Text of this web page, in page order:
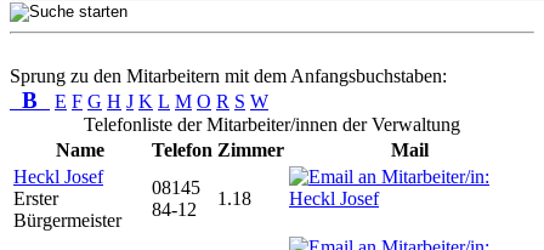
Sprung zu den Mitarbeitern mit dem Anfangsbuchstaben:
B E F G H J K L M O R S W
Telefonliste der Mitarbeiter/innen der Verwaltung
Name
Telefon Zimmer
Mail
Heckl Josef
Erster
Bürgermeister
08145
84-12
1.18